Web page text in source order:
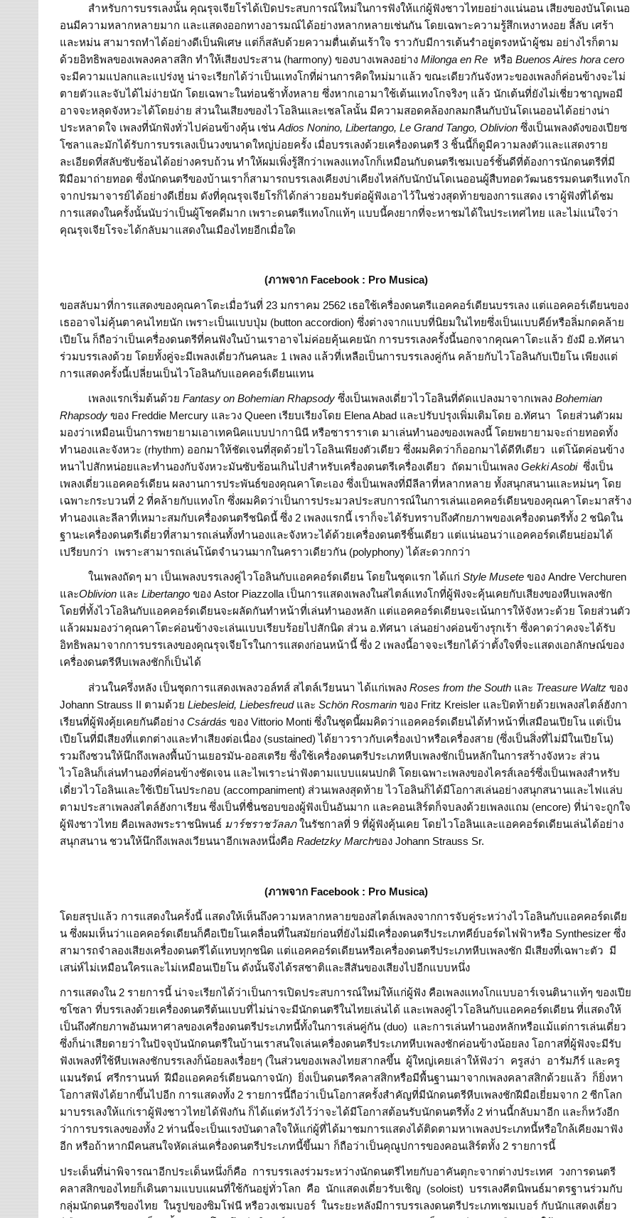
สำหรับการบรรเลงนั้น คุณรุจเจียโรได้เปิดประสบการณ์ใหม่ในการฟังให้แก่ผู้ฟังชาวไทยอย่างแน่นอน เสียงของบันโดเนอ
อนมีความหลากหลายมาก และแสดงออกทางอารมณ์ได้อย่างหลากหลายเช่นกัน โดยเฉพาะความรู้สึกเหงาหงอย ลี้ลับ เศร้า
และหม่น สามารถทำได้อย่างดีเป็นพิเศษ แต่ก็สลับด้วยความตื่นเต้นเร้าใจ ราวกับมีการเต้นรำอยู่ตรงหน้าผู้ชม อย่างไรก็ตาม
ด้วยอิทธิพลของเพลงคลาสสิก ทำให้เสียงประสาน (harmony) ของบางเพลงอย่างMilonga en ReหรือBuenos Aires hora cero
จะมีความแปลกและแปร่งหู น่าจะเรียกได้ว่าเป็นแทงโกที่ผ่านการคิดใหม่มาแล้ว ขณะเดียวกันจังหวะของเพลงก็ค่อนข้างจะไม่
ตายตัวและจับได้ไม่ง่ายนัก โดยเฉพาะในท่อนช้าทั้งหลาย ซึ่งหากเอามาใช้เต้นแทงโกจริงๆ แล้ว นักเต้นที่ยังไม่เชี่ยวชาญพอมี
อาจจะหลุดจังหวะได้โดยง่าย ส่วนในเสียงของไวโอลินและเชลโลนั้น มีความสอดคล้องกลมกลืนกับบันโดเนออนได้อย่างน่า
ประหลาดใจ เพลงที่นักฟังทั่วไปค่อนข้างคุ้น เช่นAdios Nonino, Libertango, Le Grand Tango, Oblivionซึ่งเป็นเพลงดังของเปียซ
โซลาและมักได้รับการบรรเลงเป็นวงขนาดใหญ่บ่อยครั้ง เมื่อบรรเลงด้วยเครื่องดนตรี 3 ชิ้นนี้ก็ดูมีความลงตัวและแสดงราย
ละเอียดที่สลับซับซ้อนได้อย่างครบถ้วน ทำให้ผมเพิ่งรู้สึกว่าเพลงแทงโกก็เหมือนกับดนตรีเชมเบอร์ชั้นดีที่ต้องการนักดนตรีที่มี
ฝีมือมาถ่ายทอด ซึ่งนักดนตรีของบ้านเราก็สามารถบรรเลงเคียงบ่าเคียงไหล่กับนักบันโดเนออนผู้สืบทอดวัฒนธรรมดนตรีแทงโก
จากปรมาจารย์ได้อย่างดีเยี่ยม ดังที่คุณรุจเจียโรก็ได้กล่าวยอมรับต่อผู้ฟังเอาไว้ในช่วงสุดท้ายของการแสดง เราผู้ฟังที่ได้ชม
การแสดงในครั้งนั้นนับว่าเป็นผู้โชคดีมาก เพราะดนตรีแทงโกแท้ๆ แบบนี้คงยากที่จะหาชมได้ในประเทศไทย และไม่แน่ใจว่า
คุณรุจเจียโรจะได้กลับมาแสดงในเมืองไทยอีกเมื่อใด
(ภาพจาก Facebook : Pro Musica)
ขอสลับมาที่การแสดงของคุณคาโตะเมื่อวันที่ 23 มกราคม 2562 เธอใช้เครื่องดนตรีแอคคอร์เดียนบรรเลง แต่แอคคอร์เดียนของ
เธออาจไม่คุ้นตาคนไทยนัก เพราะเป็นแบบปุ่ม (button accordion) ซึ่งต่างจากแบบที่นิยมในไทยซึ่งเป็นแบบคีย์หรือลิ่มกดคล้าย
เปียโน ก็ถือว่าเป็นเครื่องดนตรีที่คนฟังในบ้านเราอาจไม่ค่อยคุ้นเคยนัก การบรรเลงครั้งนี้นอกจากคุณคาโตะแล้ว ยังมี อ.ทัศนา
ร่วมบรรเลงด้วย โดยทั้งคู่จะมีเพลงเดี่ยวกันคนละ 1 เพลง แล้วที่เหลือเป็นการบรรเลงคู่กัน คล้ายกับไวโอลินกับเปียโน เพียงแต่
การแสดงครั้งนี้เปลี่ยนเป็นไวโอลินกับแอคคอร์เดียนแทน
เพลงแรกเริ่มต้นด้วยFantasy on Bohemian Rhapsodyซึ่งเป็นเพลงเดี่ยวไวโอลินที่ดัดแปลงมาจากเพลงBohemian
Rhapsodyของ Freddie Mercury และวง Queen เรียบเรียงโดย Elena Abad และปรับปรุงเพิ่มเติมโดย อ.ทัศนา โดยส่วนตัวผม
มองว่าเหมือนเป็นการพยายามเอาเทคนิคแบบปากานินี หรือซาราราเต มาเล่นทำนองของเพลงนี้ โดยพยายามจะถ่ายทอดทั้ง
ทำนองและจังหวะ (rhythm) ออกมาให้ชัดเจนที่สุดด้วยไวโอลินเพียงตัวเดียว ซึ่งผมคิดว่าก็ออกมาได้ดีทีเดียว แต่โน้ตค่อนข้าง
หนาไปสักหน่อยและทำนองกับจังหวะมันซับซ้อนเกินไปสำหรับเครื่องดนตรีเครื่องเดียว ถัดมาเป็นเพลงGekki Asobiซึ่งเป็น
เพลงเดี่ยวแอคคอร์เดียน ผลงานการประพันธ์ของคุณคาโตะเอง ซึ่งเป็นเพลงที่มีลีลาที่หลากหลาย ทั้งสนุกสนานและหม่นๆ โดย
เฉพาะกระบวนที่ 2 ที่คล้ายกับแทงโก ซึ่งผมคิดว่าเป็นการประมวลประสบการณ์ในการเล่นแอคคอร์เดียนของคุณคาโตะมาสร้าง
ทำนองและลีลาที่เหมาะสมกับเครื่องดนตรีชนิดนี้ ซึ่ง 2 เพลงแรกนี้ เราก็จะได้รับทราบถึงศักยภาพของเครื่องดนตรีทั้ง 2 ชนิดใน
ฐานะเครื่องดนตรีเดี่ยวที่สามารถเล่นทั้งทำนองและจังหวะได้ด้วยเครื่องดนตรีชิ้นเดียว แต่แน่นอนว่าแอคคอร์ดเดียนย่อมได้
เปรียบกว่า เพราะสามารถเล่นโน้ตจำนวนมากในคราวเดียวกัน (polyphony) ได้สะดวกกว่า
ในเพลงถัดๆ มา เป็นเพลงบรรเลงคู่ไวโอลินกับแอคคอร์ดเดียน โดยในชุดแรก ได้แก่Style Museteของ Andre Verchuren
และOblivion และLibertangoของ Astor Piazzolla เป็นการแสดงเพลงในสไตล์แทงโกที่ผู้ฟังจะคุ้นเคยกับเสียงของหีบเพลงชัก
โดยที่ทั้งไวโอลินกับแอคคอร์ดเดียนจะผลัดกันทำหน้าที่เล่นทำนองหลัก แต่แอคคอร์ดเดียนจะเน้นการให้จังหวะด้วย โดยส่วนตัว
แล้วผมมองว่าคุณคาโตะค่อนข้างจะเล่นแบบเรียบร้อยไปสักนิด ส่วน อ.ทัศนา เล่นอย่างค่อนข้างรุกเร้า ซึ่งคาดว่าคงจะได้รับ
อิทธิพลมาจากการบรรเลงของคุณรุจเจียโรในการแสดงก่อนหน้านี้ ซึ่ง 2 เพลงนี้อาจจะเรียกได้ว่าตั้งใจที่จะแสดงเอกลักษณ์ของ
เครื่องดนตรีหีบเพลงชักก็เป็นได้
ส่วนในครึ่งหลัง เป็นชุดการแสดงเพลงวอล์ทส์ สไตล์เวียนนา ได้แก่เพลงRoses from the South และ Treasure Waltzของ
Johann Strauss II ตามด้วยLiebesleid, Liebesfreud และSchön Rosmarinของ Fritz Kreisler และปิดท้ายด้วยเพลงสไตล์ฮังกา
เรียนที่ผู้ฟังคุ้ยเคยกันดีอย่างCsárdásของ Vittorio Monti ซึ่งในชุดนี้ผมคิดว่าแอคคอร์ดเดียนได้ทำหน้าที่เสมือนเปียโน แต่เป็น
เปียโนที่มีเสียงที่แตกต่างและทำเสียงต่อเนื่อง (sustained) ได้ยาวราวกับเครื่องเป่าหรือเครื่องสาย (ซึ่งเป็นสิ่งที่ไม่มีในเปียโน)
รวมถึงชวนให้นึกถึงเพลงพื้นบ้านเยอรมัน-ออสเตรีย ซึ่งใช้เครื่องดนตรีประเภทหีบเพลงชักเป็นหลักในการสร้างจังหวะ ส่วน
ไวโอลินก็เล่นทำนองที่ค่อนข้างชัดเจน และไพเราะน่าฟังตามแบบแผนปกติ โดยเฉพาะเพลงของไครส์เลอร์ซึ่งเป็นเพลงสำหรับ
เดี่ยวไวโอลินและใช้เปียโนประกอบ (accompaniment) ส่วนเพลงสุดท้าย ไวโอลินก็ได้มีโอกาสเล่นอย่างสนุกสนานและไฟแล่บ
ตามประสาเพลงสไตล์ฮังกาเรียน ซึ่งเป็นที่ชื่นชอบของผู้ฟังเป็นอันมาก และคอนเสิร์ตก็จบลงด้วยเพลงแถม (encore) ที่น่าจะถูกใจ
ผู้ฟังชาวไทย คือเพลงพระราชนิพนธ์ มาร์ชราชวัลลภในรัชกาลที่ 9 ที่ผู้ฟังคุ้นเคย โดยไวโอลินและแอคคอร์ดเดียนเล่นได้อย่าง
สนุกสนาน ชวนให้นึกถึงเพลงเวียนนาอีกเพลงหนึ่งคือRadetzky Marchของ Johann Strauss Sr.
(ภาพจาก Facebook : Pro Musica)
โดยสรุปแล้ว การแสดงในครั้งนี้ แสดงให้เห็นถึงความหลากหลายของสไตล์เพลงจากการจับคู่ระหว่างไวโอลินกับแอคคอร์ดเดีย
น ซึ่งผมเห็นว่าแอคคอร์ดเดียนก็คือเปียโนเคลื่อนที่ในสมัยก่อนที่ยังไม่มีเครื่องดนตรีประเภทคีย์บอร์ดไฟฟ้าหรือ Synthesizer ซึ่ง
สามารถจำลองเสียงเครื่องดนตรีได้แทบทุกชนิด แต่แอคคอร์ดเดียนหรือเครื่องดนตรีประเภทหีบเพลงชัก มีเสียงที่เฉพาะตัว มี
เสน่ห์ไม่เหมือนใครและไม่เหมือนเปียโน ดังนั้นจึงได้รสชาติและสีสันของเสียงไปอีกแบบหนึ่ง
การแสดงใน 2 รายการนี้ น่าจะเรียกได้ว่าเป็นการเปิดประสบการณ์ใหม่ให้แก่ผู้ฟัง คือเพลงแทงโกแบบอาร์เจนตินาแท้ๆ ของเปีย
ซโซลา ที่บรรเลงด้วยเครื่องดนตรีต้นแบบที่ไม่น่าจะมีนักดนตรีในไทยเล่นได้ และเพลงคู่ไวโอลินกับแอคคอร์ดเดียน ที่แสดงให้
เป็นถึงศักยภาพอันมหาศาลของเครื่องดนตรีประเภทนี้ทั้งในการเล่นคู่กัน (duo) และการเล่นทำนองหลักหรือแม้แต่การเล่นเดี่ยว
ซึ่งก็น่าเสียดายว่าในปัจจุบันนักดนตรีในบ้านเราสนใจเล่นเครื่องดนตรีประเภทหีบเพลงชักค่อนข้างน้อยลง โอกาสที่ผู้ฟังจะมีรับ
ฟังเพลงที่ใช้หีบเพลงชักบรรเลงก็น้อยลงเรื่อยๆ (ในส่วนของเพลงไทยสากลขึ้น ผู้ใหญ่เคยเล่าให้ฟังว่า ครูสง่า อารัมภีร์ และครู
แมนรัตน์ ศรีกรานนท์ ฝีมือแอคคอร์เดียนฉกาจนัก) ยิ่งเป็นดนตรีคลาสสิกหรือมีพื้นฐานมาจากเพลงคลาสสิกด้วยแล้ว ก็ยิ่งหา
โอกาสฟังได้ยากขึ้นไปอีก การแสดงทั้ง 2 รายการนี้ถือว่าเป็นโอกาสครั้งสำคัญที่มีนักดนตรีหีบเพลงชักฝีมือเยี่ยมจาก 2 ซีกโลก
มาบรรเลงให้แก่เราผู้ฟังชาวไทยได้ฟังกัน ก็ได้แต่หวังไว้ว่าจะได้มีโอกาสต้อนรับนักดนตรีทั้ง 2 ท่านนี้กลับมาอีก และก็หวังอีก
ว่าการบรรเลงของทั้ง 2 ท่านนี้จะเป็นแรงบันดาลใจให้แก่ผู้ที่ได้มาชมการแสดงได้ติดตามหาเพลงประเภทนี้หรือใกล้เคียงมาฟัง
อีก หรือถ้าหากมีคนสนใจหัดเล่นเครื่องดนตรีประเภทนี้ขึ้นมา ก็ถือว่าเป็นคุณูปการของคอนเสิร์ตทั้ง 2 รายการนี้
ประเด็นที่น่าพิจารณาอีกประเด็นหนึ่งก็คือ การบรรเลงร่วมระหว่างนักดนตรีไทยกับอาคันตุกะจากต่างประเทศ วงการดนตรี
คลาสสิกของไทยก็เดินตามแบบแผนที่ใช้กันอยู่ทั่วโลก คือ นักแสดงเดี่ยวรับเชิญ (soloist) บรรเลงคีตนิพนธ์มาตรฐานร่วมกับ
กลุ่มนักดนตรีของไทย ในรูปของซิมโฟนี หรือวงเชมเบอร์ ในระยะหลังมีการบรรเลงดนตรีประเภทเชมเบอร์ กับนักแสดงเดี่ยว